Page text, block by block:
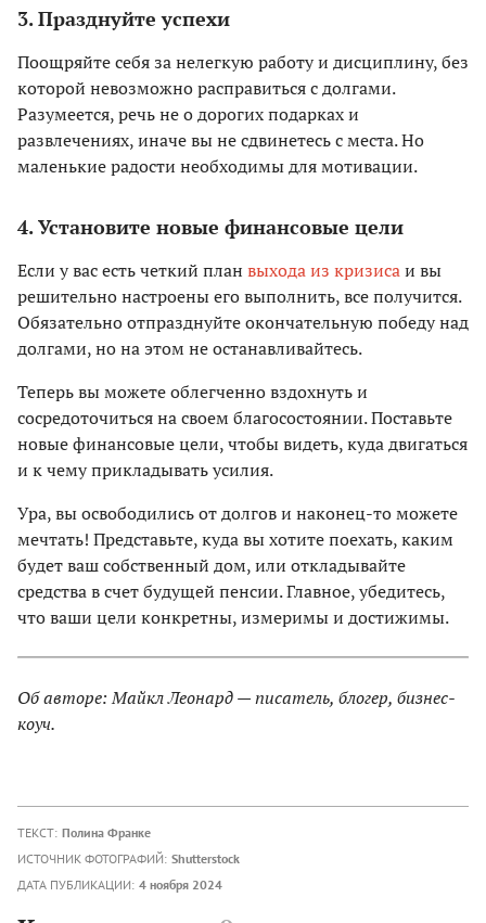
3. Празднуйте успехи
Поощряйте себя за нелегкую работу и дисциплину, без
которой невозможно расправиться с долгами.
Разумеется, речь не о дорогих подарках и
развлечениях, иначе вы не сдвинетесь с места. Но
маленькие радости необходимы для мотивации.
4. Установите новые финансовые цели
Если у вас есть четкий план выхода из кризисаи вы
решительно настроены его выполнить, все получится.
Обязательно отпразднуйте окончательную победу над
долгами, но на этом не останавливайтесь.
Теперь вы можете облегченно вздохнуть и
сосредоточиться на своем благосостоянии. Поставьте
новые финансовые цели, чтобы видеть, куда двигаться
и к чему прикладывать усилия.
Ура, вы освободились от долгов и наконец-то можете
мечтать! Представьте, куда вы хотите поехать, каким
будет ваш собственный дом, или откладывайте
средства в счет будущей пенсии. Главное, убедитесь,
что ваши цели конкретны, измеримы и достижимы.
Об авторе: Майкл Леонард — писатель, блогер, бизнес-
коуч.
ТЕКСТ: Полина Франке
ИСТОЧНИК ФОТОГРАФИЙ: Shutterstock
ДАТА ПУБЛИКАЦИИ: 4 ноября 2024